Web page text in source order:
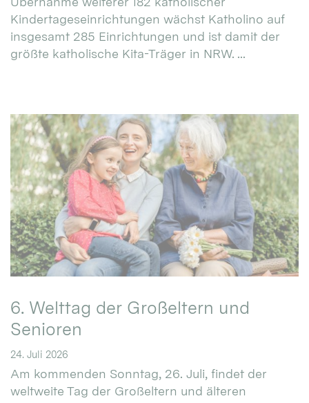
Kindertageseinrichtungen wächst Katholino auf
insgesamt 285 Einrichtungen und ist damit der
größte katholische Kita-Träger in NRW. ...
6. Welttag der Großeltern und
Senioren
24. Juli 2026
Am kommenden Sonntag, 26. Juli, findet der
weltweite Tag der Großeltern und älteren